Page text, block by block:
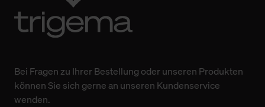
Bei Fragen zu Ihrer Bestellung oder unseren Produkten
können Sie sich gerne an unseren Kundenservice
wenden.